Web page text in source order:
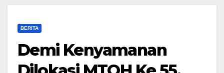
BERITA
Demi Kenyamanan